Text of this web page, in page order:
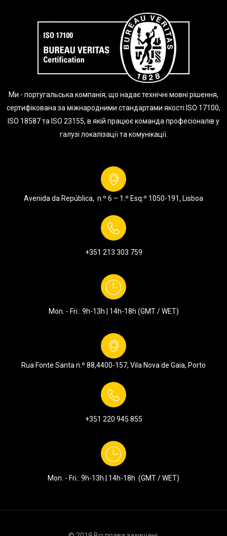
Ми - португальська компанія, що надає технічні мовні рішення,
сертифікована за міжнародними стандартами якості ISO 17100,
ISO 18587 та ISO 23155, в якій працює команда професіоналів у
галузі локалізації та комунікації.
Avenida da República, n.º 6 – 1.º Esq.º 1050-191, Lisboa
+351 213 303 759
Mon. - Fri.: 9h-13h | 14h-18h (GMT / WET)
Rua Fonte Santa n.º 88,4400-157, Vila Nova de Gaia, Porto
+351 220 945 855
Mon. - Fri.: 9h-13h | 14h-18h (GMT / WET)